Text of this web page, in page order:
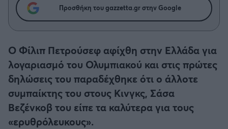
ΟΦΗ
Βόλος
Ατρόμητος Αθηνών
Αστέρας Τρίπολης
Προσθήκη του gazzetta.gr στην Google
Ο Φίλιπ Πετρούσεφ αφίχθη στην Ελλάδα για
λογαριασμό του Ολυμπιακού και στις πρώτες
δηλώσεις του παραδέχθηκε ότι ο άλλοτε
συμπαίκτης του στους Κινγκς, Σάσα
Βεζένκοβ του είπε τα καλύτερα για τους
«ερυθρόλευκους».